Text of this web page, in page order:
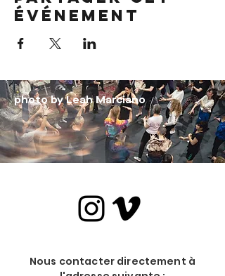
événement
photo by Leah Marciano
Nous contacter directement à